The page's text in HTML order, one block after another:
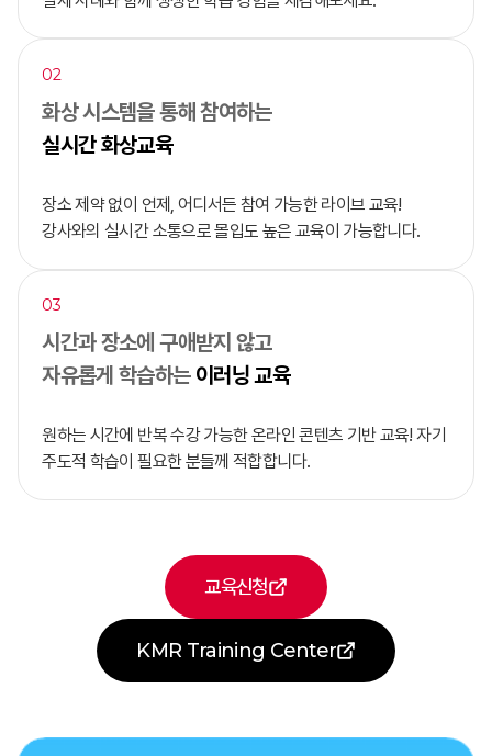
02
화상 시스템을 통해 참여하는
실시간 화상교육
장소 제약 없이 언제, 어디서든 참여 가능한 라이브 교육!
강사와의 실시간 소통으로 몰입도 높은 교육이 가능합니다.
03
시간과 장소에 구애받지 않고
자유롭게 학습하는이러닝 교육
원하는 시간에 반복 수강 가능한온라인 콘텐츠 기반 교육! 자기
주도적 학습이 필요한 분들께 적합합니다.
교육신청
KMR Training Center